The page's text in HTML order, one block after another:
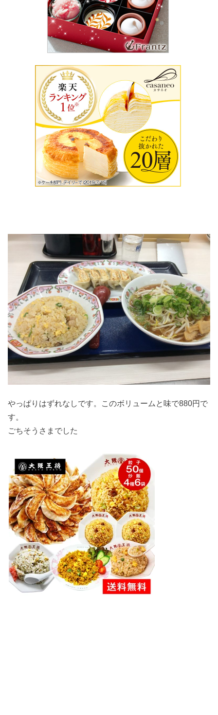
やっぱりはずれなしです。このボリュームと味で880円で
す。
ごちそうさまでした